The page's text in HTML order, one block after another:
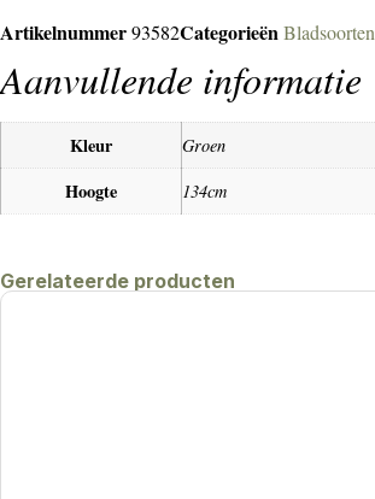
Artikelnummer93582CategorieënBladsoorten
Aanvullende informatie
Kleur Groen
Hoogte 134cm
Gerelateerde producten